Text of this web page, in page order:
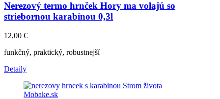
Nerezový termo hrnček Hory ma volajú so
striebornou karabínou 0,3l
12,00 €
funkčný, praktický, robustnejší
Detaily